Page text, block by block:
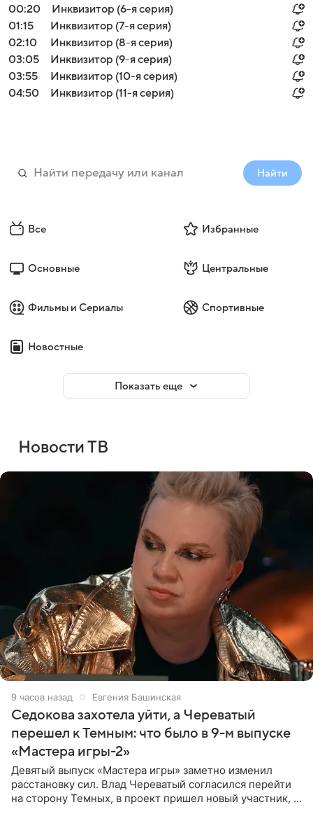
00:20
Инквизитор (6-я серия)
01:15
Инквизитор (7-я серия)
02:10
Инквизитор (8-я серия)
03:05
Инквизитор (9-я серия)
03:55
Инквизитор (10-я серия)
04:50
Инквизитор (11-я серия)
Найти
Все Избранные
Основные Центральные
Фильмы и Сериалы Спортивные
Новостные
Показать еще
Новости ТВ
9 часов назад Евгения Башинская
Седокова захотела уйти, а Череватый
перешел к Темным: что было в 9-м выпуске
«Мастера игры-2»
Девятый выпуск «Мастера игры» заметно изменил
расстановку сил. Влад Череватый согласился перейти
на сторону Темных, в проект пришел новый участник, а